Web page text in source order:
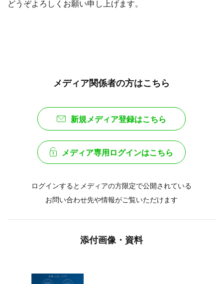
どうぞよろしくお願い申し上げます。
メディア関係者の方はこちら
新規メディア登録はこちら
メディア専用ログインはこちら
ログインするとメディアの方限定で公開されている
お問い合わせ先や情報がご覧いただけます
添付画像・資料